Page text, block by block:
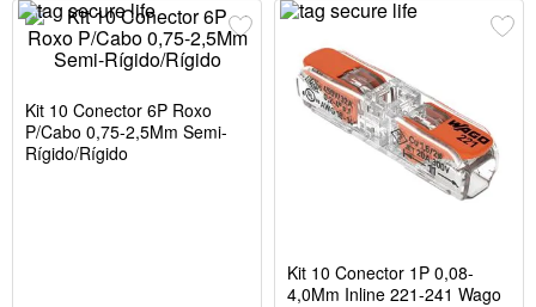
Kit 10 Conector 6P Roxo
P/Cabo 0,75-2,5Mm Semi-
Rígido/Rígido
Kit 10 Conector 1P 0,08-
4,0Mm Inline 221-241 Wago